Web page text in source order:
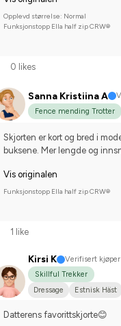
Opplevd størrelse: Normal
Funksjonstopp Ella half zip CRW®
0 likes
Sanna Kristiina A
Fence mending Trotter
Skjorten er kort og bred i
buksene. Mer lengde og
Vis originalen
Funksjonstopp Ella half zip CRW®
1 like
Kirsi K
Verifisert kjøper
Skillful Trekker
Dressage
Estnisk Häst
Datterens favorittskjorte😊